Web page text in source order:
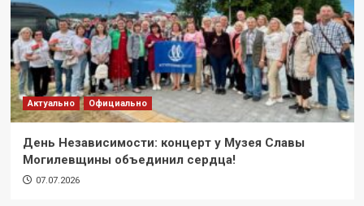
Актуально Официально
День Независимости: концерт у Музея Славы
Могилевщины объединил сердца!
07.07.2026